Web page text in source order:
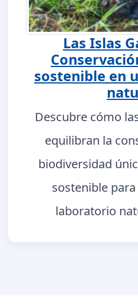
Las Islas
sostenible en
Descubre cómo
equilibran la
biodiversidad
sostenible
laboratorio